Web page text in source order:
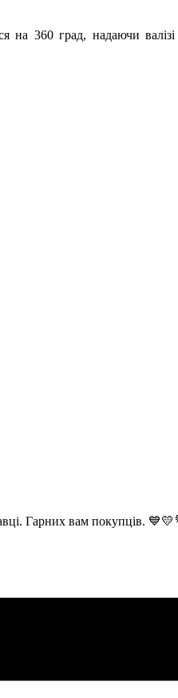
360 град, надаючи
Гарних вам покупців.